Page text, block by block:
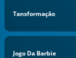
Tansformação
Jogo Da Barbie